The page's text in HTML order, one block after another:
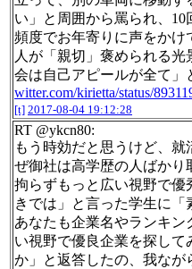
い」と周囲から罵られ、10
頻度でお年寄りに声をかけ
人が「親切」褒められる光
会は自己アピールが全て」
witter.com/kirietta/status/
[t] 2017-08-04 19:12:28
RT @ykcn80:
もう時効だと思うけど、就
ぜ御社は高学歴の人ばかり
拘らずもっと広い視野で優
きでは」と言った学生に「
あなたも企業名やランキン
い視野で優良企業を探して
か」と返答したの、我なが